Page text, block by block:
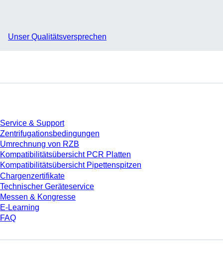
Unser Qualitätsversprechen
Service & Support
Zentrifugationsbedingungen
Umrechnung von RZB
Kompatibilitätsübersicht PCR Platten
Kompatibilitätsübersicht Pipettenspitzen
Chargenzertifikate
Technischer Geräteservice
Messen & Kongresse
E-Learning
FAQ